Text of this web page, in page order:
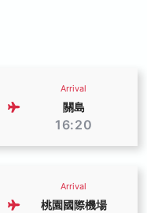
Arrival
關島
16:20
Arrival
桃園國際機場